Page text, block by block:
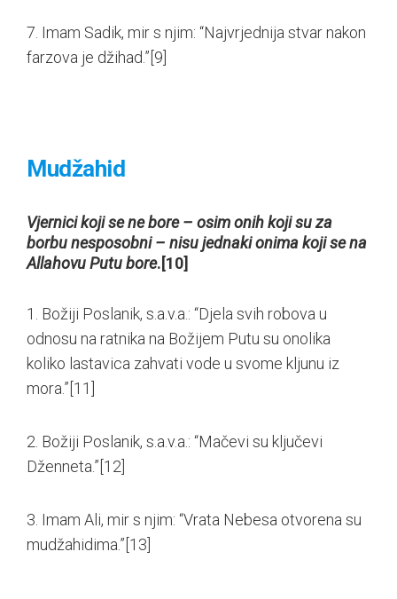
7. Imam Sadik, mir s njim: “Najvrjednija stvar nakon
farzova je džihad.”[9]
Mudžahid
Vjernici koji se ne bore – osim onih koji su za
borbu nesposobni – nisu jednaki onima koji se na
Allahovu Putu bore.[10]
1. Božiji Poslanik, s.a.v.a.: “Djela svih robova u
odnosu na ratnika na Božijem Putu su onolika
koliko lastavica zahvati vode u svome kljunu iz
mora.”[11]
2. Božiji Poslanik, s.a.v.a.: “Mačevi su ključevi
Dženneta.”[12]
3. Imam Ali, mir s njim: “Vrata Nebesa otvorena su
mudžahidima.”[13]